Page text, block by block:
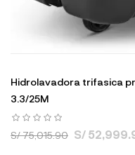
Hidrolavadora trifasica
3.3/25M
S/ 75,015.90 S/